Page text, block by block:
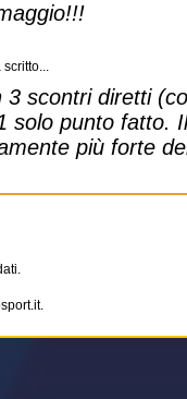
scritto...
scontri diretti
solo punto fatto.
più forte